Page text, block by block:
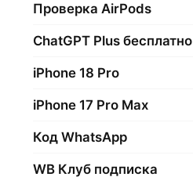
Проверка AirPods
ChatGPT Plus бесплатно
iPhone 18 Pro
iPhone 17 Pro Max
Код WhatsApp
WB Клуб подписка